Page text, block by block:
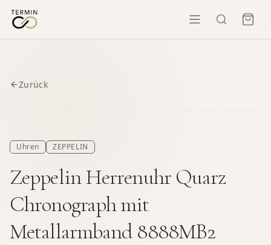
Zurück
Uhren ZEPPELIN
Zeppelin Herrenuhr Quarz
Chronograph mit
Metallarmband 8888MB2